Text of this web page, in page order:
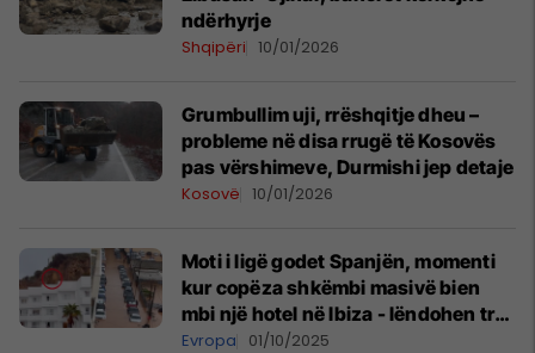
ndërhyrje
Shqipëri 10/01/2026
Grumbullim uji, rrëshqitje dheu –
probleme në disa rrugë të Kosovës
pas vërshimeve, Durmishi jep detaje
Kosovë 10/01/2026
Moti i ligë godet Spanjën, momenti
kur copëza shkëmbi masivë bien
mbi një hotel në Ibiza - lëndohen tre
turistë britanikë
Evropa 01/10/2025